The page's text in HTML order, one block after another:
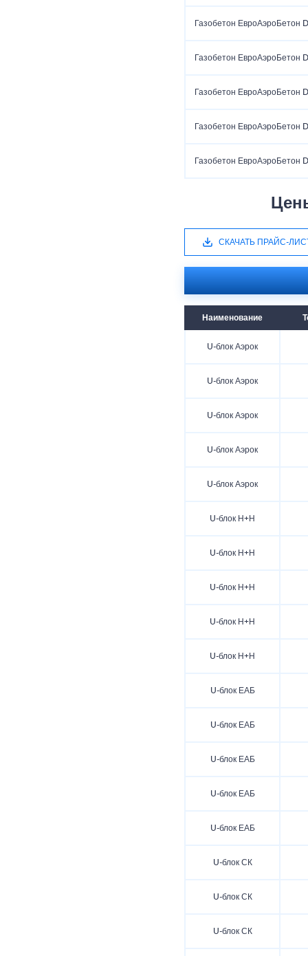
Газобетон ЕвроАэроБетон
Газобетон ЕвроАэроБетон
Газобетон ЕвроАэроБетон
Газобетон ЕвроАэроБетон
Газобетон ЕвроАэроБетон
СКАЧАТЬ ПРАЙС-
Наименование
U-блок Аэрок
U-блок Аэрок
U-блок Аэрок
U-блок Аэрок
U-блок Аэрок
U-блок Н+Н
U-блок Н+Н
U-блок Н+Н
U-блок Н+Н
U-блок Н+Н
U-блок ЕАБ
U-блок ЕАБ
U-блок ЕАБ
U-блок ЕАБ
U-блок ЕАБ
U-блок СК
U-блок СК
U-блок СК